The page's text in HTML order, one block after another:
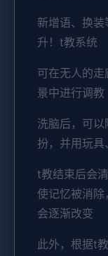
新增语、换
升！t教系统
可在无人的
景中进行调教
洗脑后，可
扮，并用玩
t教结束后会
使记忆被消
会逐渐改变
此外，根据t